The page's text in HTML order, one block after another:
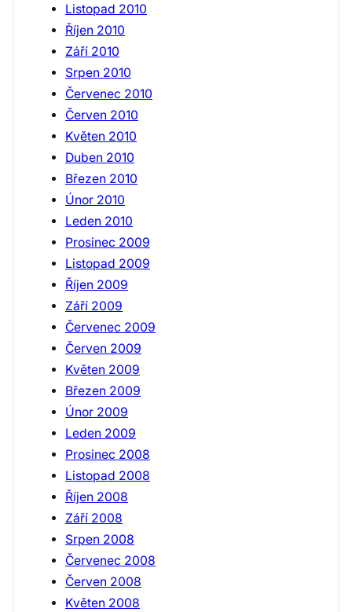
Listopad 2010
Říjen 2010
Září 2010
Srpen 2010
Červenec 2010
Červen 2010
Květen 2010
Duben 2010
Březen 2010
Únor 2010
Leden 2010
Prosinec 2009
Listopad 2009
Říjen 2009
Září 2009
Červenec 2009
Červen 2009
Květen 2009
Březen 2009
Únor 2009
Leden 2009
Prosinec 2008
Listopad 2008
Říjen 2008
Září 2008
Srpen 2008
Červenec 2008
Červen 2008
Květen 2008